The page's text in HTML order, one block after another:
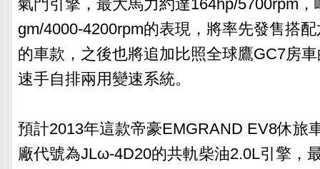
氣門引擎，最大馬力約達164hp/5700rpm
gm/4000-4200rpm的表現，將率先發售搭
的車款，之後也將追加比照全球鷹GC7房
速手自排兩用變速系統。
預計2013年這款帝豪EMGRAND EV8休旅
廠代號為JLω-4D20的共軌柴油2.0L引擎，